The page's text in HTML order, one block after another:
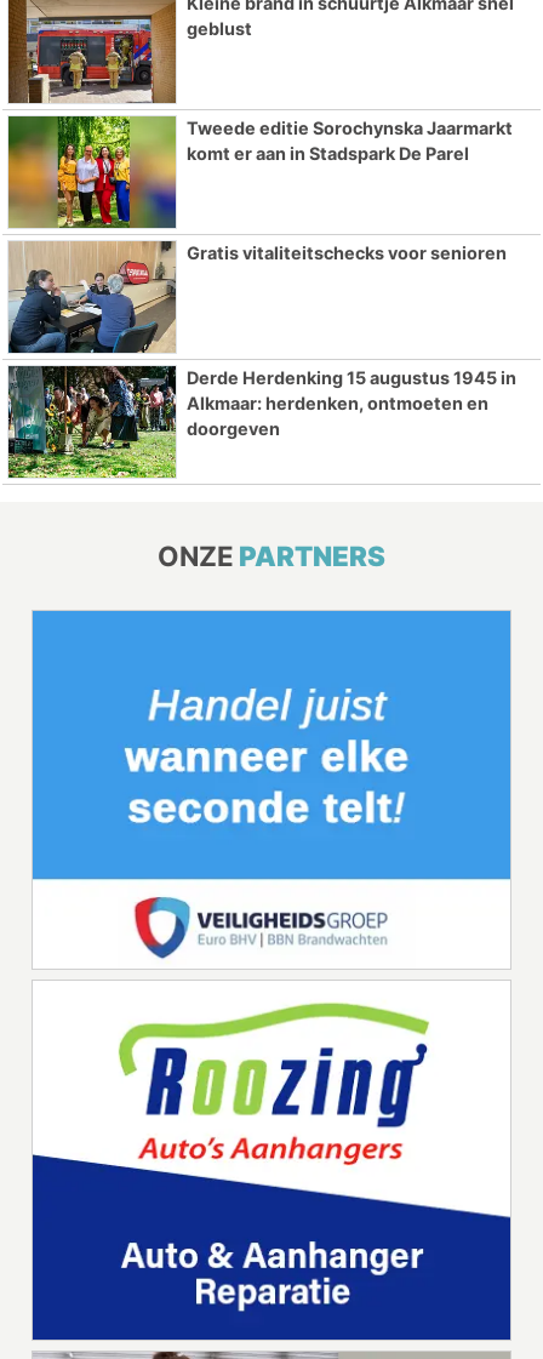
geblust
Tweede editie Sorochynska Jaarmarkt
komt er aan in Stadspark De Parel
Gratis vitaliteitschecks voor senioren
Derde Herdenking 15 augustus 1945 in
Alkmaar: herdenken, ontmoeten en
doorgeven
ONZE PARTNERS